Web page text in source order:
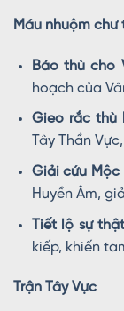
Máu nhuộm chư
Báo thù cho
hoạch của
Gieo rắc thù
Tây Thần
Giải cứu Mộc
Huyền Âm,
Tiết lộ sự
kiếp, khiến
Trận Tây Vực